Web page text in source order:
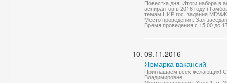
Повестка дня: Итоги набора в
аспирантов в 2016 году
темам НИР гос. задания
Место проведения: Зал
Время проведения с 15:00 до
09.11.2016
Ярмарка вакансий
Приглашаем всех желающих!
Владимировне.